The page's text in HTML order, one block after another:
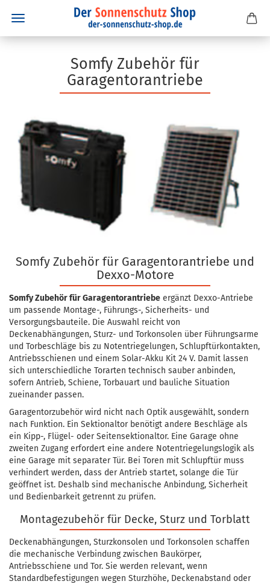
Somfy Zubehör für
Garagentorantriebe
Somfy Zubehör für Garagentorantriebe und
Dexxo-Motore
Somfy Zubehör für Garagentorantriebe ergänzt Dexxo-Antriebe
um passende Montage-, Führungs-, Sicherheits- und
Versorgungsbauteile. Die Auswahl reicht von
Deckenabhängungen, Sturz- und Torkonsolen über Führungsarme
und Torbeschläge bis zu Notentriegelungen, Schlupftürkontakten,
Antriebsschienen und einem Solar-Akku Kit 24 V. Damit lassen
sich unterschiedliche Torarten technisch sauber anbinden,
sofern Antrieb, Schiene, Torbauart und bauliche Situation
zueinander passen.
Garagentorzubehör wird nicht nach Optik ausgewählt, sondern
nach Funktion. Ein Sektionaltor benötigt andere Beschläge als
ein Kipp-, Flügel- oder Seitensektionaltor. Eine Garage ohne
zweiten Zugang erfordert eine andere Notentriegelungslogik als
eine Garage mit separater Tür. Bei Toren mit Schlupftür muss
verhindert werden, dass der Antrieb startet, solange die Tür
geöffnet ist. Deshalb sind mechanische Anbindung, Sicherheit
und Bedienbarkeit getrennt zu prüfen.
Montagezubehör für Decke, Sturz und Torblatt
Deckenabhängungen, Sturzkonsolen und Torkonsolen schaffen
die mechanische Verbindung zwischen Baukörper,
Antriebsschiene und Tor. Sie werden relevant, wenn
Standardbefestigungen wegen Sturzhöhe, Deckenabstand oder